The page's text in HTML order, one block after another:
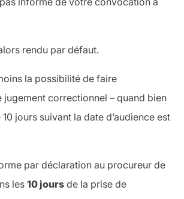
rendu par défaut.
la possibilité de faire
jugement correctionnel – quand bien
jours suivant la date d’audience est
par déclaration au procureur de
les 10 jours de la prise de